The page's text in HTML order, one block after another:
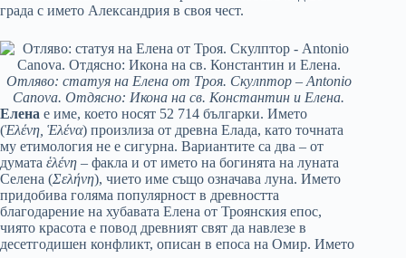
града с името Александрия в своя чест.
Отляво: статуя на Елена от Троя. Скулптор – Antonio
Canova. Отдясно: Икона на св. Константин и Елена.
Елена е име, което носят 52 714 българки. Името
(Ἑλένη, Ἑλένα) произлиза от древна Елада, като точната
му етимология не е сигурна. Вариантите са два – от
думата ἑλένη – факла и от името на богинята на луната
Селена (Σελήνη), чието име също означава луна. Името
придобива голяма популярност в древността
благодарение на хубавата Елена от Троянския епос,
чиято красота е повод древният свят да навлезе в
десетгодишен конфликт, описан в епоса на Омир. Името